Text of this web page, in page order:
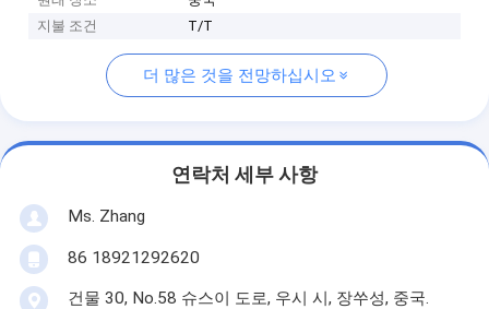
지불 조건
T/T
더 많은 것을 전망하십시오
연락처 세부 사항
Ms. Zhang
86 18921292620
건물 30, No.58 슈스이 도로, 우시 시, 장쑤성, 중국.